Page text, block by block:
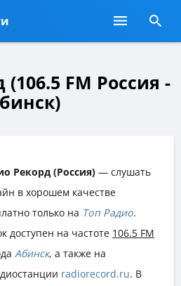
FM Россия -
Рекорд (Россия) — слушать
в хорошем качестве
только на Топ Радио.
доступен на частоте 106.5 FM
Абинск, а также на
radiorecord.ru. В